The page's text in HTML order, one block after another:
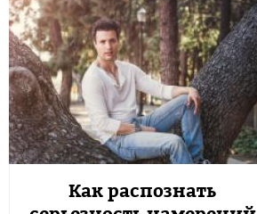
Как распознать